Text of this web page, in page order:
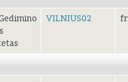
VILNIUS02